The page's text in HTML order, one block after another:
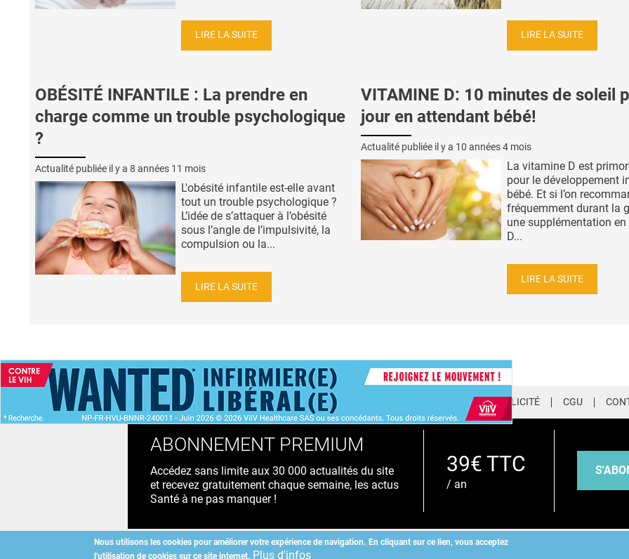
LIRE LA SUITE LIRE LA SUITE
OBÉSITÉ INFANTILE : La prendre en
charge comme un trouble psychologique
?
Actualité publiée il y a 8 années 11 mois
L'obésité infantile est-elle avant
tout un trouble psychologique ?
L’idée de s’attaquer à l’obésité
sous l’angle de l’impulsivité, la
compulsion ou la...
LIRE LA SUITE
VITAMINE D: 10 minutes de soleil
jour en attendant bébé!
Actualité publiée il y a 10 années 4 mois
La vitamine D est
pour le développement
bébé. Et si l’on
fréquemment durant la
une supplémentation
D...
LIRE LA SUITE
Nous utilisons les cookies pour améliorer votre expérience de navigation. En cliquant sur ce lien, vous acceptez
l'utilisation de cookies sur ce site internet. Plus d'infos
ACCUEIL NEWSLETTER PUBLICITÉ CGU
ABONNEMENT PREMIUM
Accédez sans limite aux 30 000 actualités du site
et recevez gratuitement chaque semaine, les actus
Santé à ne pas manquer !
39€ TTC
/ an
Copyright©2026 ALLIEDHEALTH